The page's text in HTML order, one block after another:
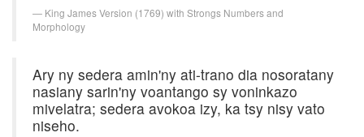
King James Version (1769) with Strongs Numbers and
Morphology
Ary ny sedera amin'ny ati-trano dia nosoratany
nasiany sarin'ny voantango sy voninkazo
mivelatra; sedera avokoa izy, ka tsy nisy vato
niseho.